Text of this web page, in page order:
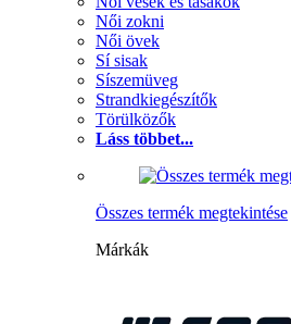
Női zokni
Női övek
Sí sisak
Síszemüveg
Strandkiegészítők
Törülközők
Láss többet...
Összes termék megtekintése
Márkák